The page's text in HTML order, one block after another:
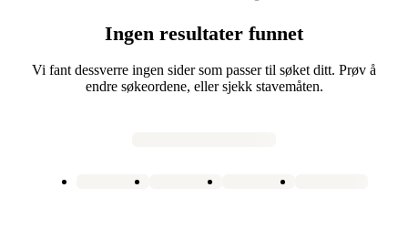
Ingen resultater funnet
Vi fant dessverre ingen sider som passer til søket ditt. Prøv å
endre søkeordene, eller sjekk stavemåten.